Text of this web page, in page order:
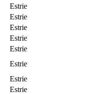
Estrie
Estrie
Estrie
Estrie
Estrie
Estrie
Estrie
Estrie